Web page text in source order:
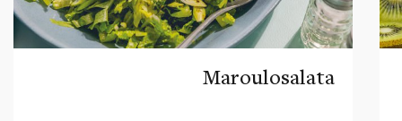
Maroulosalata